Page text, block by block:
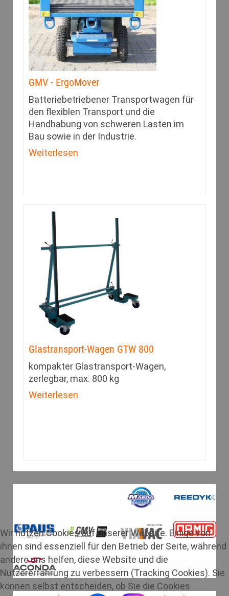
GMV - ErgoMover
Batteriebetriebener Transportwagen für
den flexiblen Transport und die
Handhabung von schweren Lasten im
Bau sowie in der Industrie.
Weiterlesen
Glastransport-Wagen GTW 800
kompakter Glastransport-Wagen,
zerlegbar, max. 800 kg
Weiterlesen
Wir nutzen Cookies auf unserer Website. Einige von
ihnen sind essenziell für den Betrieb der Seite, während
andere uns helfen, diese Website und die
Nutzererfahrung zu verbessern (Tracking Cookies). Sie
können selbst entscheiden, ob Sie die Cookies